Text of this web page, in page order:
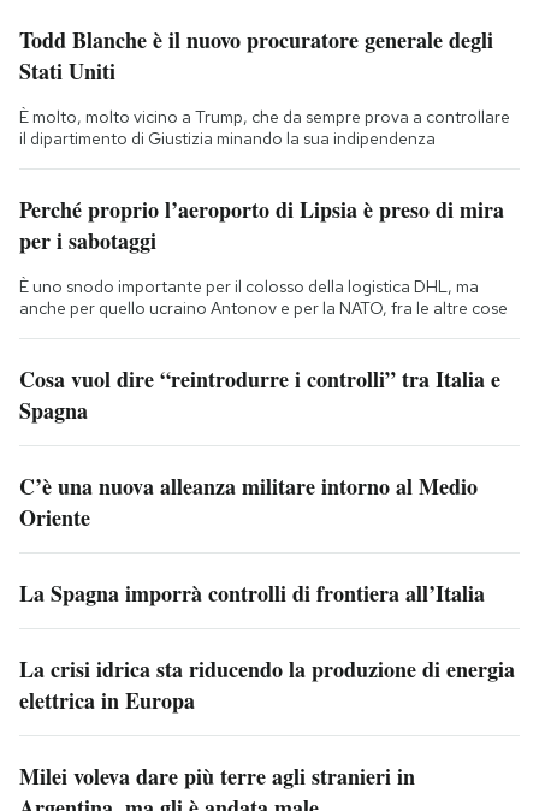
Todd Blanche è il nuovo procuratore generale degli
Stati Uniti
È molto, molto vicino a Trump, che da sempre prova a controllare
il dipartimento di Giustizia minando la sua indipendenza
Perché proprio l’aeroporto di Lipsia è preso di mira
per i sabotaggi
È uno snodo importante per il colosso della logistica DHL, ma
anche per quello ucraino Antonov e per la NATO, fra le altre cose
Cosa vuol dire “reintrodurre i controlli” tra Italia e
Spagna
C’è una nuova alleanza militare intorno al Medio
Oriente
La Spagna imporrà controlli di frontiera all’Italia
La crisi idrica sta riducendo la produzione di energia
elettrica in Europa
Milei voleva dare più terre agli stranieri in